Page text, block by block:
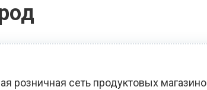
розничная сеть продуктовых